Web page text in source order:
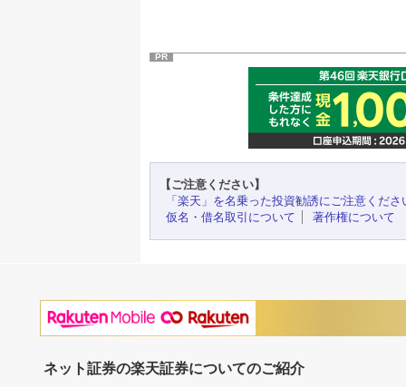
PR
【ご注意ください】
「楽天」を名乗った投資勧誘にご注意くださ
仮名・借名取引について
著作権について
ネット証券の楽天証券についてのご紹介